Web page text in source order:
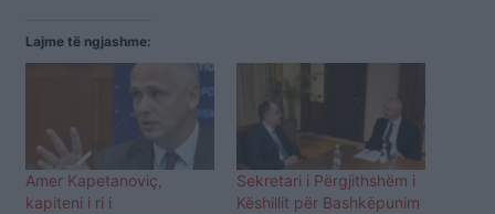
Lajme të ngjashme:
Amer Kapetanoviç,
kapiteni i ri i
Sekretari i Përgjithshëm i
Këshillit për Bashkëpunim